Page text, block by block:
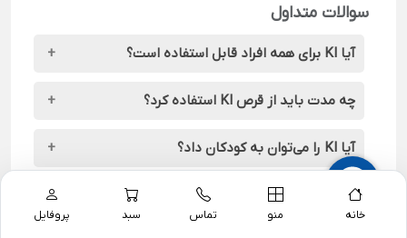
خانه منو تماس سبد پروفایل
سوالات متداول
آیا KI برای همه افراد قابل استفاده است؟
بیشتر افراد می‌توانند استفاده کنند، ولی بیماران تیروئیدی و
بارداران باید با احتیاط مصرف کنند.
چه مدت باید از قرص KI استفاده کرد؟
فقط تا زمانی که خطر تماس با ید رادیواکتیو وجود دارد
(معمولاً 1 تا 3 روز)
آیا KI را می‌توان به کودکان داد؟
بله، با دوز مناسب و دقیق.
از کجا بفهمم چه زمانی باید قرص KI بخورم؟